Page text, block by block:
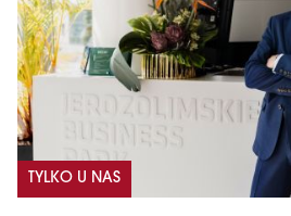
TYLKO U NAS